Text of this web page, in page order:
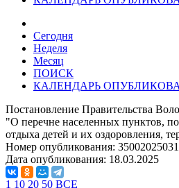
Сегодня
Неделя
Месяц
ПОИСК
КАЛЕНДАРЬ
Постановление Правительства
"О перечне населенных пунктов,
отдыха детей и их оздоровления,
Номер опубликования:
Дата опубликования: 18.03.2025
1 10 20 50 ВСЕ